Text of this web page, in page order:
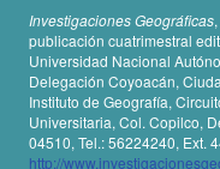
Investigaciones Geográficas
publicación cuatrimestral
Universidad Nacional
Delegación Coyoacán,
Instituto de Geografía,
Universitaria, Col. Copilco,
04510, Tel.: 56224240, Ext.
http://